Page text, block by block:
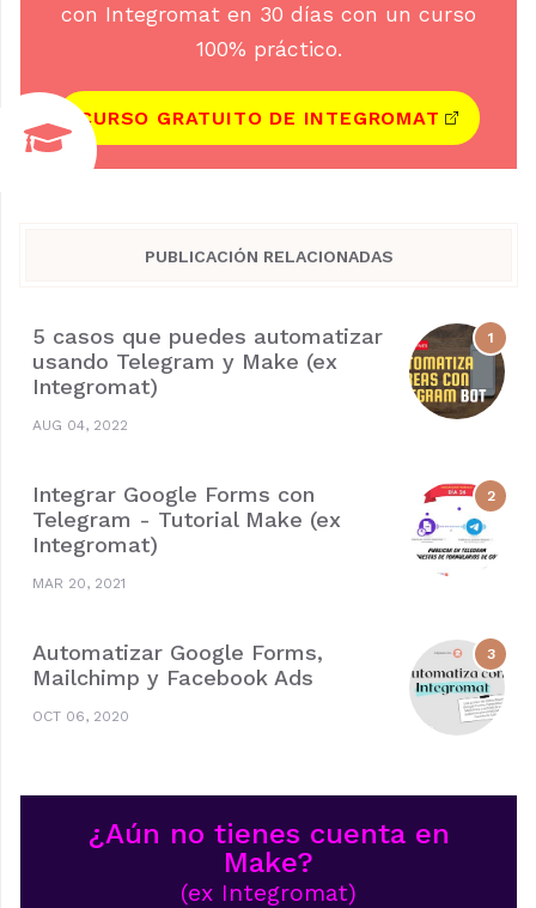
con Integromat en 30 días con un curso
100% práctico.
CURSO GRATUITO DE INTEGROMAT
PUBLICACIÓN RELACIONADAS
5 casos que puedes automatizar
usando Telegram y Make (ex
Integromat)
AUG 04, 2022
Integrar Google Forms con
Telegram - Tutorial Make (ex
Integromat)
MAR 20, 2021
Automatizar Google Forms,
Mailchimp y Facebook Ads
OCT 06, 2020
¿Aún no tienes cuenta en
Make?
(ex Integromat)